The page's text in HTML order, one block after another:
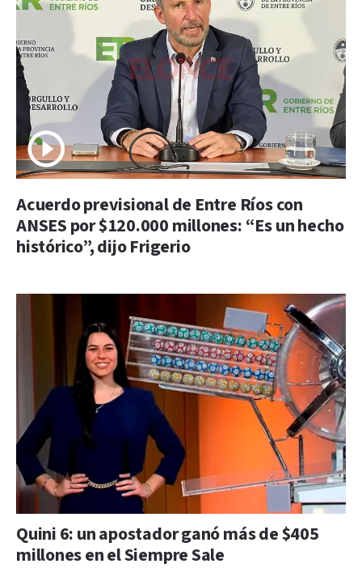
Acuerdo previsional de Entre Ríos con
ANSES por $120.000 millones: “Es un hecho
histórico”, dijo Frigerio
Quini 6: un apostador ganó más de $405
millones en el Siempre Sale